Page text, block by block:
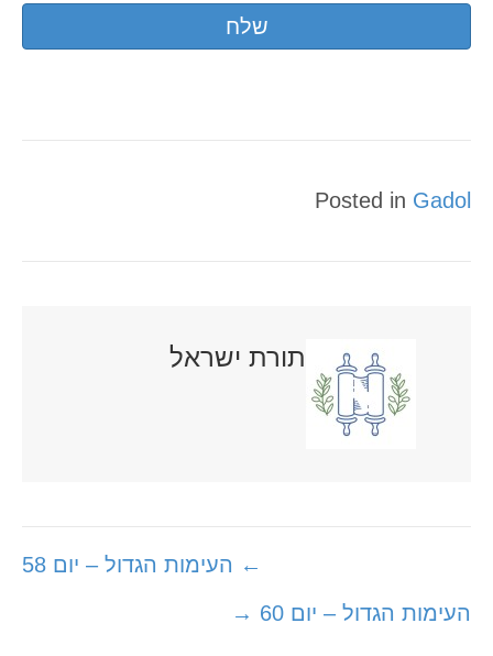
Posted in Gadol
תורת ישראל
navigation
← העימות הגדול – יום 58
העימות הגדול – יום 60 →